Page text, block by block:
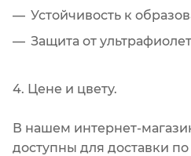
Устойчивость к
Защита от
4. Цене и цвету.
В нашем интернет-
доступны для доставки